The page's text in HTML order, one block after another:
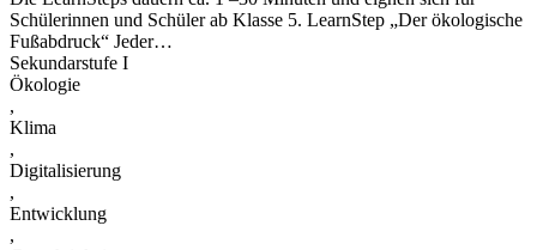
Schülerinnen und Schüler ab Klasse 5. LearnStep „Der ökologische
Fußabdruck“ Jeder…
Sekundarstufe I
Ökologie
,
Klima
,
Digitalisierung
,
Entwicklung
,